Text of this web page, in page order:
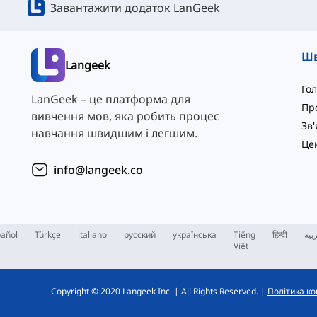
Завантажити додаток LanGeek
Langeek
LanGeek – це платформа для
вивчення мов, яка робить процес
навчання швидшим і легшим.
info@langeek.co
Türkçe italiano русский українська
Tiếng
Việt
हिन्दी
Copyright © 2020 Langeek Inc. | All Rights Reserved. | Політика